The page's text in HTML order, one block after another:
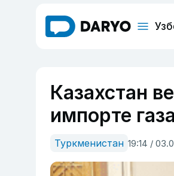
Казахстан
импорте газа
Туркменистан 19:14 /